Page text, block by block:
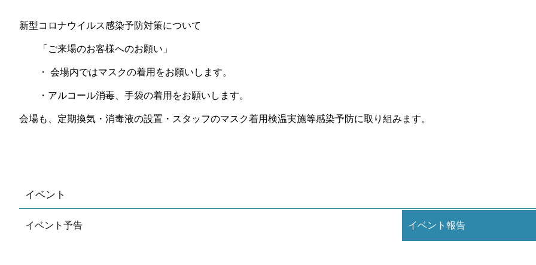
新型コロナウイルス感染予防対策について
「ご来場のお客様へのお願い」
・ 会場内ではマスクの着用をお願いします。
・アルコール消毒、手袋の着用をお願いします。
会場も、定期換気・消毒液の設置・スタッフのマスク着用検温実施等感染予防に取り組みます。
イベント
イベント予告 イベント報告